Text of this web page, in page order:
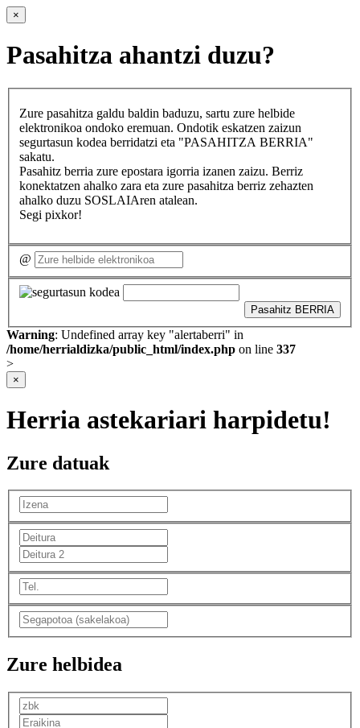
×
Pasahitza ahantzi duzu?
Zure pasahitza galdu baldin baduzu, sartu zure helbide
elektronikoa ondoko eremuan. Ondotik eskatzen zaizun
segurtasun kodea berridatzi eta "PASAHITZA BERRIA"
sakatu.
Pasahitz berria zure epostara igorria izanen zaizu. Berriz
konektatzen ahalko zara eta zure pasahitza berriz zehazten
ahalko duzu SOSLAIAren atalean.
Segi pixkor!
@
Pasahitz BERRIA
Warning: Undefined array key "alertaberri" in
/home/herrialdizka/public_html/index.php on line 337
>
×
Herria astekariari harpidetu!
Zure datuak
Zure helbidea